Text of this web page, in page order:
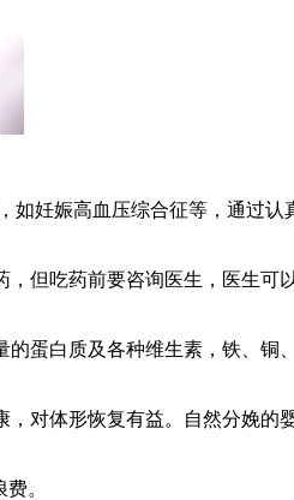
如妊娠高血压综合征等，通过认
但吃药前要咨询医生，医生可
蛋白质及各种维生素，铁、铜
对体形恢复有益。自然分娩的
。